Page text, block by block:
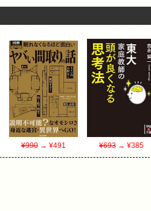
¥990→ ¥491 ¥693→ ¥385